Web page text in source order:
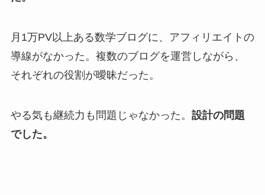
月1万PV以上ある数学ブログに、アフィリエイトの
導線がなかった。複数のブログを運営しながら、
それぞれの役割が曖昧だった。
やる気も継続力も問題じゃなかった。 設計の問題
でした。